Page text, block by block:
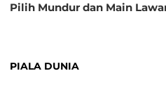
Pilih Mundur dan Main
PIALA DUNIA